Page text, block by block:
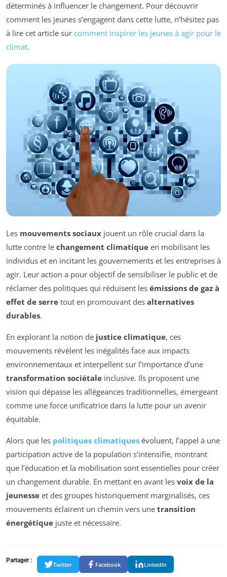
déterminés à influencer le changement. Pour découvrir
comment les jeunes s’engagent dans cette lutte, n’hésitez pas
à lire cet article sur comment inspirer les jeunes à agir pour le
climat.
Les mouvements sociaux jouent un rôle crucial dans la
lutte contre le changement climatique en mobilisant les
individus et en incitant les gouvernements et les entreprises à
agir. Leur action a pour objectif de sensibiliser le public et de
réclamer des politiques qui réduisent les émissions de gaz à
effet de serre tout en promouvant des alternatives
durables.
En explorant la notion de justice climatique, ces
mouvements révèlent les inégalités face aux impacts
environnementaux et interpellent sur l’importance d’une
transformation sociétale inclusive. Ils proposent une
vision qui dépasse les allégeances traditionnelles, émergeant
comme une force unificatrice dans la lutte pour un avenir
équitable.
Alors que les politiques climatiques évoluent, l’appel à une
participation active de la population s’intensifie, montrant
que l’éducation et la mobilisation sont essentielles pour créer
un changement durable. En mettant en avant les voix de la
jeunesse et des groupes historiquement marginalisés, ces
mouvements éclairent un chemin vers une transition
énergétique juste et nécessaire.
Partager :
Twitter Facebook LinkedIn